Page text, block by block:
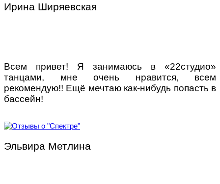
Ирина Ширяевская
Всем привет! Я занимаюсь в «22студио»
танцами, мне очень нравится, всем
рекомендую!! Ещё мечтаю как-нибудь попасть в
бассейн!
Эльвира Метлина